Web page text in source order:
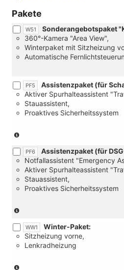
Pakete
W51
Sonderangebotspaket
360°-Kamera "Area View",
Winterpaket mit Sitzheizung
Automatische
PF5
Assistenzpaket (für
Aktiver Spurhalteassistent
Stauassistent,
Proaktives Sicherheitssystem
Schaltgetriebe)
PF6
Assistenzpaket (für
Notfallassistent "Emergency
Aktiver Spurhalteassistent
Stauassistent,
Proaktives Sicherheitssystem
DSG-
Getriebe)
WW1
Winter-Paket:
Sitzheizung vorne,
Lenkradheizung